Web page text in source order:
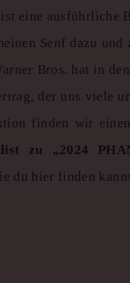
ist eine ausführliche
Senf dazu und
Bros. hat in
der uns viele
finden wir
zu „2024
du hier finden